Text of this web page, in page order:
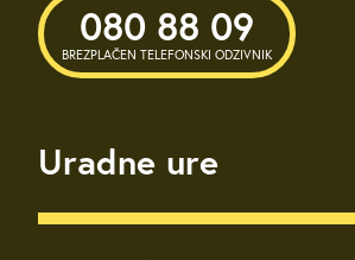
080 88 09
BREZPLAČEN TELEFONSKI ODZIVNIK
Uradne ure